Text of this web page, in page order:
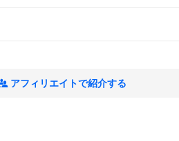
アフィリエイトで紹介する